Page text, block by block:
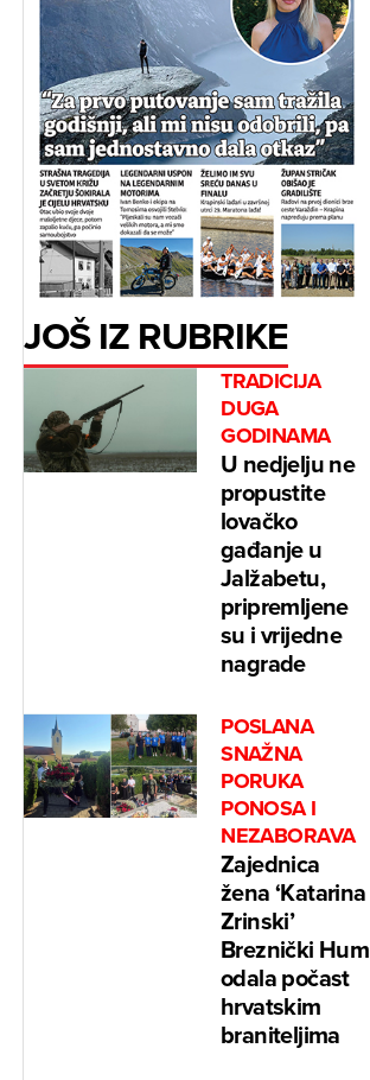
JOŠ IZ RUBRIKE
TRADICIJA
DUGA
GODINAMA
U nedjelju ne
propustite
lovačko
gađanje u
Jalžabetu,
pripremljene
su i vrijedne
nagrade
POSLANA
SNAŽNA
PORUKA
PONOSA I
NEZABORAVA
Zajednica
žena ‘Katarina
Zrinski’
Breznički Hum
odala počast
hrvatskim
braniteljima